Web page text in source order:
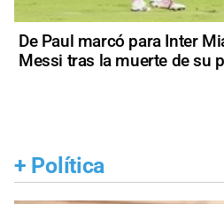
De Paul marcó para Inter
Messi tras la muerte de su
+ Política